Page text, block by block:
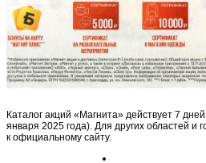
Каталог акций «Магнита» действует 7
января 2025 года). Для других областей и
к официальному сайту.